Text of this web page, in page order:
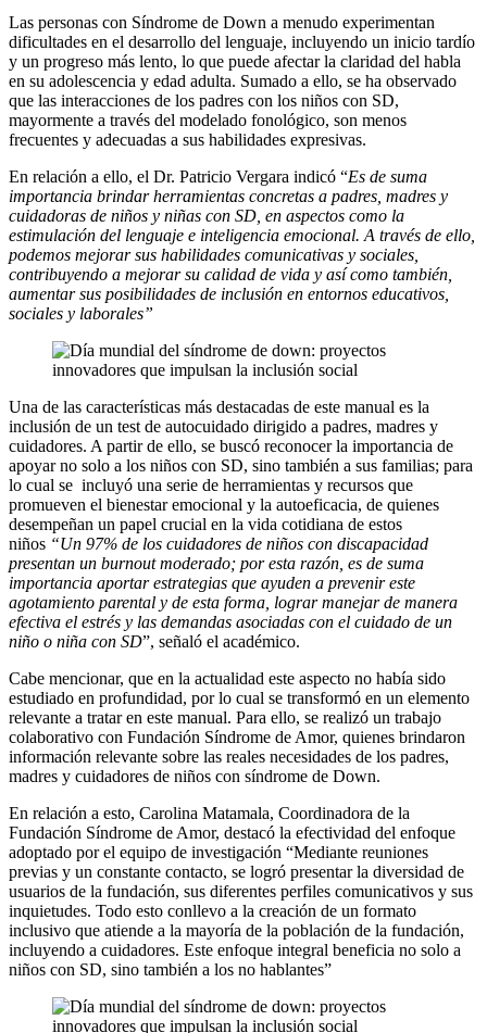
Las personas con Síndrome de Down a menudo experimentan
dificultades en el desarrollo del lenguaje, incluyendo un inicio tardío
y un progreso más lento, lo que puede afectar la claridad del habla
en su adolescencia y edad adulta. Sumado a ello, se ha observado
que las interacciones de los padres con los niños con SD,
mayormente a través del modelado fonológico, son menos
frecuentes y adecuadas a sus habilidades expresivas.
En relación a ello, el Dr. Patricio Vergara indicó “Es de suma
importancia brindar herramientas concretas a padres, madres y
cuidadoras de niños y niñas con SD, en aspectos como la
estimulación del lenguaje e inteligencia emocional. A través de ello,
podemos mejorar sus habilidades comunicativas y sociales,
contribuyendo a mejorar su calidad de vida y así como también,
aumentar sus posibilidades de inclusión en entornos educativos,
sociales y laborales”
Una de las características más destacadas de este manual es la
inclusión de un test de autocuidado dirigido a padres, madres y
cuidadores. A partir de ello, se buscó reconocer la importancia de
apoyar no solo a los niños con SD, sino también a sus familias; para
lo cual se incluyó una serie de herramientas y recursos que
promueven el bienestar emocional y la autoeficacia, de quienes
desempeñan un papel crucial en la vida cotidiana de estos
niños “Un 97% de los cuidadores de niños con discapacidad
presentan un burnout moderado; por esta razón, es de suma
importancia aportar estrategias que ayuden a prevenir este
agotamiento parental y de esta forma, lograr manejar de manera
efectiva el estrés y las demandas asociadas con el cuidado de un
niño o niña con SD”, señaló el académico.
Cabe mencionar, que en la actualidad este aspecto no había sido
estudiado en profundidad, por lo cual se transformó en un elemento
relevante a tratar en este manual. Para ello, se realizó un trabajo
colaborativo con Fundación Síndrome de Amor, quienes brindaron
información relevante sobre las reales necesidades de los padres,
madres y cuidadores de niños con síndrome de Down.
En relación a esto, Carolina Matamala, Coordinadora de la
Fundación Síndrome de Amor, destacó la efectividad del enfoque
adoptado por el equipo de investigación “Mediante reuniones
previas y un constante contacto, se logró presentar la diversidad de
usuarios de la fundación, sus diferentes perfiles comunicativos y sus
inquietudes. Todo esto conllevo a la creación de un formato
inclusivo que atiende a la mayoría de la población de la fundación,
incluyendo a cuidadores. Este enfoque integral beneficia no solo a
niños con SD, sino también a los no hablantes”